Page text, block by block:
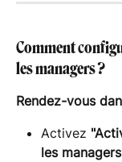
Comment
les managers ?
Rendez-vous
Activez
les